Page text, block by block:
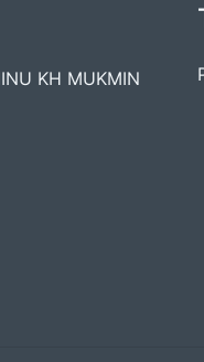
KH MUKMIN